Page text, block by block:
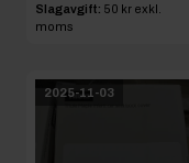
Slagavgift: 50 kr exkl.
moms
2025-11-03